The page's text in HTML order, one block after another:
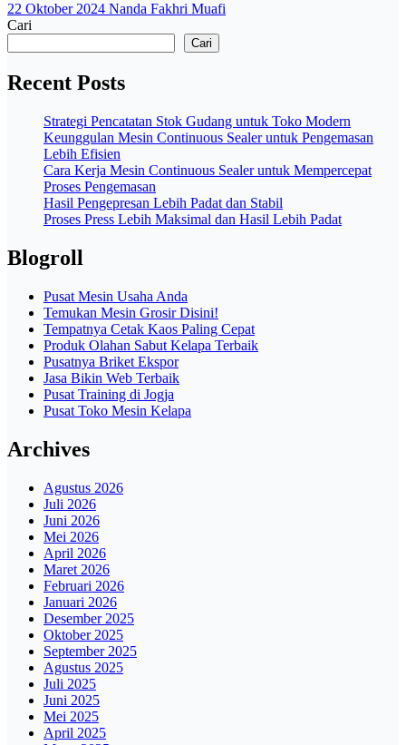
22 Oktober 2024 Nanda Fakhri Muafi
Cari
Cari
Recent Posts
Strategi Pencatatan Stok Gudang untuk Toko Modern
Keunggulan Mesin Continuous Sealer untuk Pengemasan
Lebih Efisien
Cara Kerja Mesin Continuous Sealer untuk Mempercepat
Proses Pengemasan
Hasil Pengepresan Lebih Padat dan Stabil
Proses Press Lebih Maksimal dan Hasil Lebih Padat
Blogroll
Pusat Mesin Usaha Anda
Temukan Mesin Grosir Disini!
Tempatnya Cetak Kaos Paling Cepat
Produk Olahan Sabut Kelapa Terbaik
Pusatnya Briket Ekspor
Jasa Bikin Web Terbaik
Pusat Training di Jogja
Pusat Toko Mesin Kelapa
Archives
Agustus 2026
Juli 2026
Juni 2026
Mei 2026
April 2026
Maret 2026
Februari 2026
Januari 2026
Desember 2025
Oktober 2025
September 2025
Agustus 2025
Juli 2025
Juni 2025
Mei 2025
April 2025